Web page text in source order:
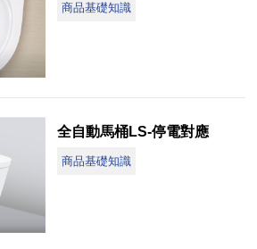
商品基礎知識
全自動馬桶LS-停電對應
商品基礎知識